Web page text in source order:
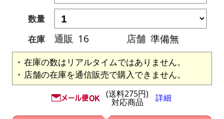
数量
在庫
通販 16 店舗 準備無
在庫の数はリアルタイムではありません。
店舗の在庫を通信販売で購入できません。
(送料275円)
対応商品 詳細